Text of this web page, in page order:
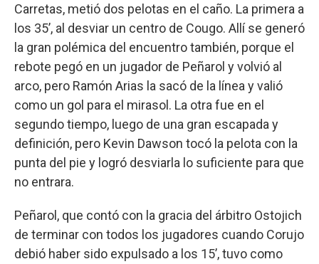
Carretas, metió dos pelotas en el caño. La primera a
los 35’, al desviar un centro de Cougo. Allí se generó
la gran polémica del encuentro también, porque el
rebote pegó en un jugador de Peñarol y volvió al
arco, pero Ramón Arias la sacó de la línea y valió
como un gol para el mirasol. La otra fue en el
segundo tiempo, luego de una gran escapada y
definición, pero Kevin Dawson tocó la pelota con la
punta del pie y logró desviarla lo suficiente para que
no entrara.
Peñarol, que contó con la gracia del árbitro Ostojich
de terminar con todos los jugadores cuando Corujo
debió haber sido expulsado a los 15’, tuvo como